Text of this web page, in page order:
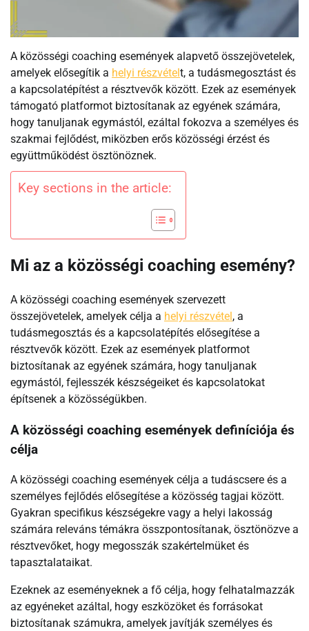
A közösségi coaching események alapvető összejövetelek,
amelyek elősegítik a helyi részvételt, a tudásmegosztást és
a kapcsolatépítést a résztvevők között. Ezek az események
támogató platformot biztosítanak az egyének számára,
hogy tanuljanak egymástól, ezáltal fokozva a személyes és
szakmai fejlődést, miközben erős közösségi érzést és
együttműködést ösztönöznek.
Key sections in the article:
Mi az a közösségi coaching esemény?
A közösségi coaching események szervezett
összejövetelek, amelyek célja a helyi részvétel, a
tudásmegosztás és a kapcsolatépítés elősegítése a
résztvevők között. Ezek az események platformot
biztosítanak az egyének számára, hogy tanuljanak
egymástól, fejlesszék készségeiket és kapcsolatokat
építsenek a közösségükben.
A közösségi coaching események definíciója és
célja
A közösségi coaching események célja a tudáscsere és a
személyes fejlődés elősegítése a közösség tagjai között.
Gyakran specifikus készségekre vagy a helyi lakosság
számára releváns témákra összpontosítanak, ösztönözve a
résztvevőket, hogy megosszák szakértelmüket és
tapasztalataikat.
Ezeknek az eseményeknek a fő célja, hogy felhatalmazzák
az egyéneket azáltal, hogy eszközöket és forrásokat
biztosítanak számukra, amelyek javítják személyes és